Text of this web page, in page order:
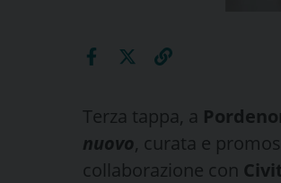
Terza tappa, a
nuovo, curata e
collaborazione con